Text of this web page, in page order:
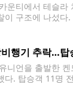
운티에서 테슬
이 구조에 나섰
행기 추락…탑
니언을 출발한
다. 탑승객 11명